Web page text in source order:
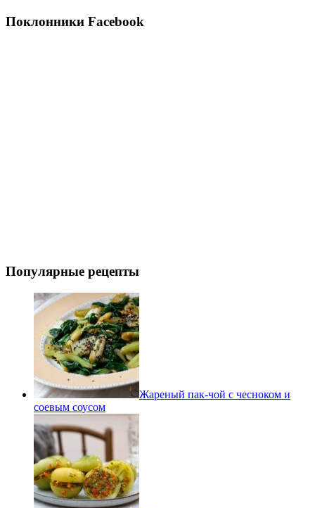
Поклонники Facebook
Популярные рецепты
Жареный пак-чой с чесноком и
соевым соусом